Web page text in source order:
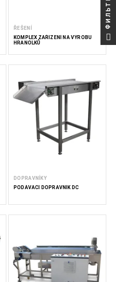
ŘEŠENÍ
KOMPLEX ZAŘÍZENÍ NA VÝROBU
HRANOLKŮ
DOPRAVNÍKY
PODÁVACÍ DOPRAVNÍK DC
ФИЛЬТР